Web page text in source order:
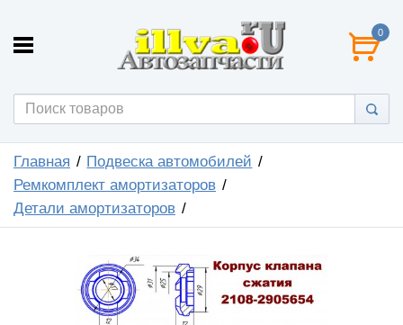
0
Главная
Подвеска автомобилей
Ремкомплект амортизаторов
Детали амортизаторов